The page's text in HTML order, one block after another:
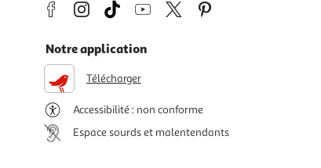
Notre application
Télécharger
Accessibilité : non conforme
Espace sourds et malentendants